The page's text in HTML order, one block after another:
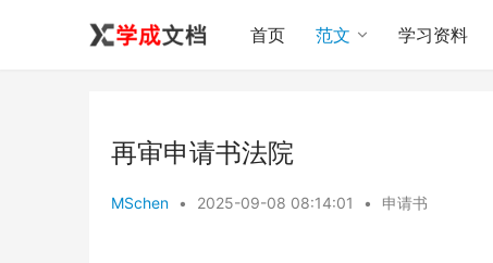
首页 范文 学习资料
再审申请书法院
MSchen • 2025-09-08 08:14:01 • 申请书